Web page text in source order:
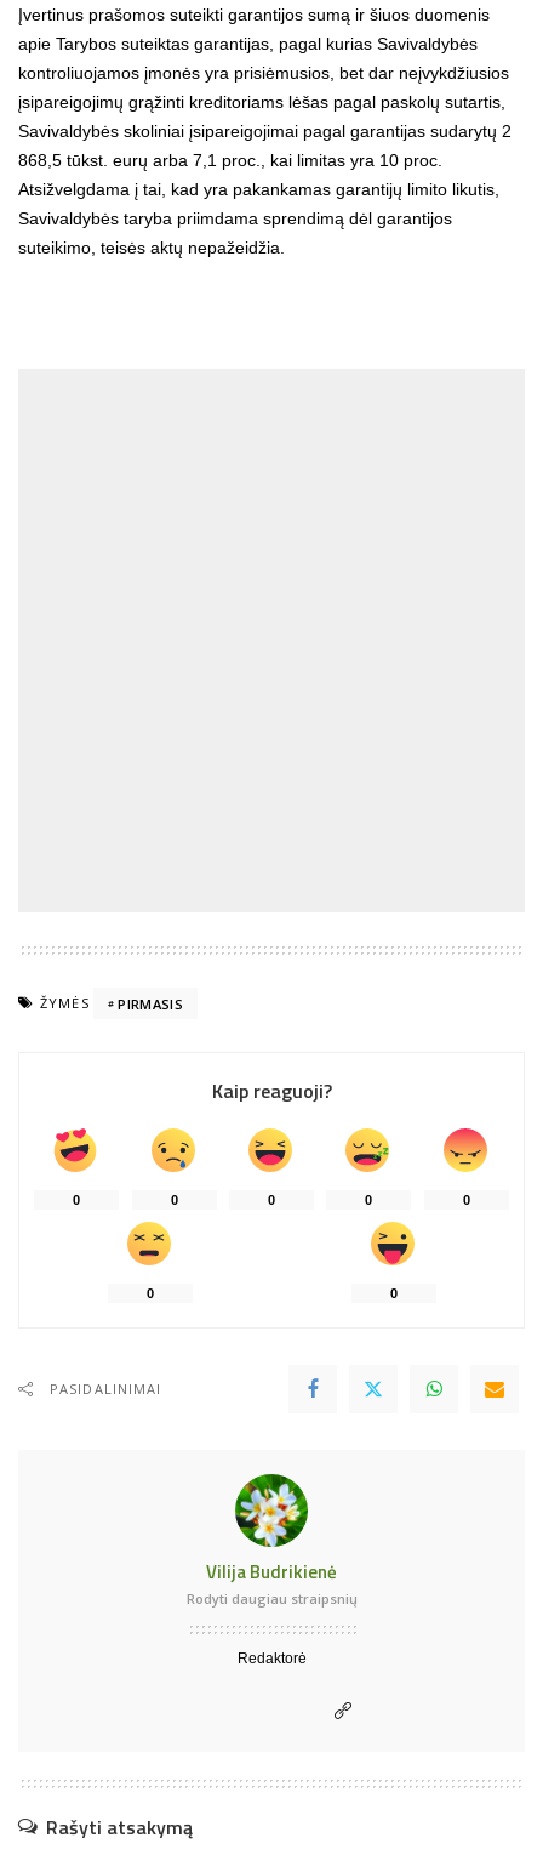
Įvertinus prašomos suteikti garantijos sumą ir šiuos duomenis
apie Tarybos suteiktas garantijas, pagal kurias Savivaldybės
kontroliuojamos įmonės yra prisiėmusios, bet dar neįvykdžiusios
įsipareigojimų grąžinti kreditoriams lėšas pagal paskolų sutartis,
Savivaldybės skoliniai įsipareigojimai pagal garantijas sudarytų 2
868,5 tūkst. eurų arba 7,1 proc., kai limitas yra 10 proc.
Atsižvelgdama į tai, kad yra pakankamas garantijų limito likutis,
Savivaldybės taryba priimdama sprendimą dėl garantijos
suteikimo, teisės aktų nepažeidžia.
ŽYMĖS PIRMASIS
Kaip reaguoji?
0 0 0 0 0
0 0
PASIDALINIMAI
Vilija Budrikienė
Rodyti daugiau straipsnių
Redaktorė
Rašyti atsakymą